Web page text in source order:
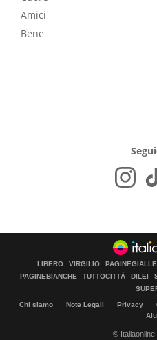
Amici
Bene
LIBERO VIRGILIO PAGINEGIALLE
PAGINEBIANCHE
TUTTOCITTÀ DILEI
Chi siamo Note Legali Privacy
© Italiaonline